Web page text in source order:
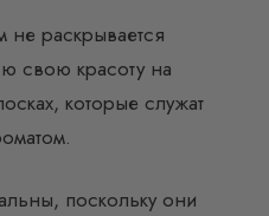
не раскрывается
свою красоту на
которые служат
поскольку они